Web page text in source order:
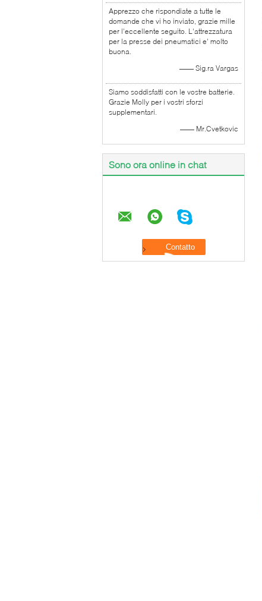
Apprezzo che rispondiate a tutte le
domande che vi ho inviato, grazie mille
per l'eccellente seguito. L'attrezzatura
per la presse dei pneumatici e' molto
buona.
—— Sig.ra Vargas
Siamo soddisfatti con le vostre batterie.
Grazie Molly per i vostri sforzi
supplementari.
—— Mr.Cvetkovic
Sono ora online in chat